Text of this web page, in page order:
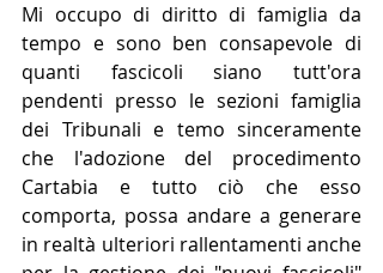
Mi occupo di diritto di famiglia da
tempo e sono ben consapevole di
quanti fascicoli siano tutt'ora
pendenti presso le sezioni famiglia
dei Tribunali e temo sinceramente
che l'adozione del procedimento
Cartabia e tutto ciò che esso
comporta, possa andare a generare
in realtà ulteriori rallentamenti anche